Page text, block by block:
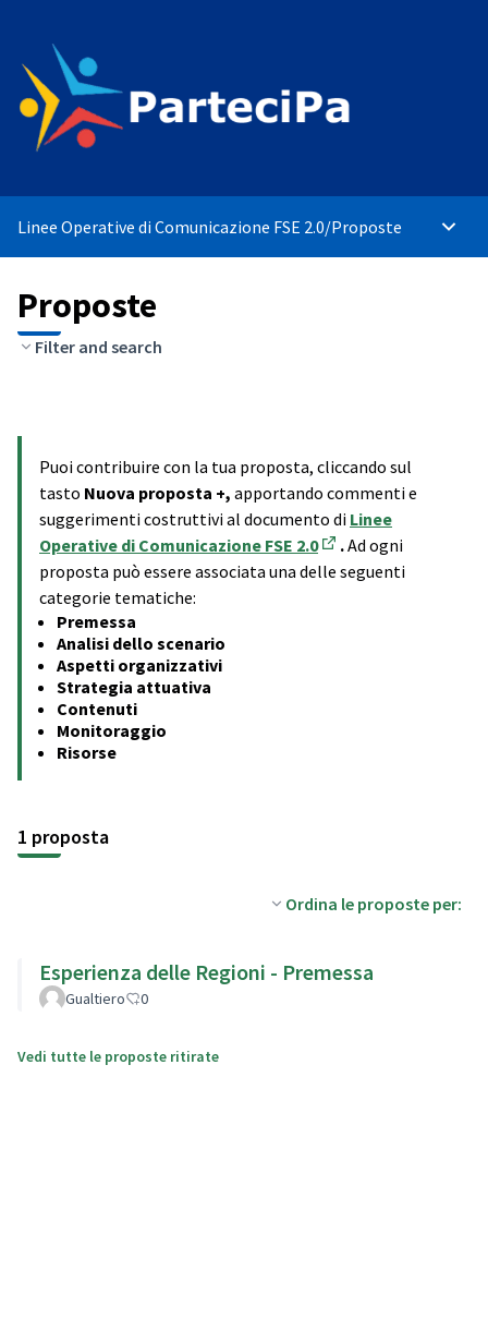
Linee Operative di Comunicazione FSE 2.0/Proposte
Proposte
Filter and search
Puoi contribuire con la tua proposta, cliccando sul
tasto Nuova proposta +, apportando commenti e
suggerimenti costruttivi al documento di Linee
Operative di Comunicazione FSE 2.0
(Apre in una nuova
.Ad ogni
proposta può essere associata una delle seguenti
categorie tematiche:
Premessa
Analisi dello scenario
Aspetti organizzativi
Strategia attuativa
Contenuti
Monitoraggio
Risorse
1 proposta
Ordina le proposte per:
Esperienza delle Regioni - Premessa
Gualtiero 0
Vedi tutte le proposte ritirate